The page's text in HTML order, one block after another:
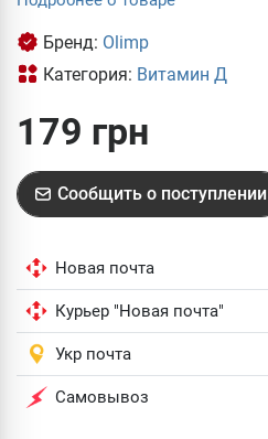
Бренд: Olimp
Категория: Витамин Д
179 грн
Сообщить о поступлении
Новая почта
Курьер "Новая почта"
Укр почта
Самовывоз